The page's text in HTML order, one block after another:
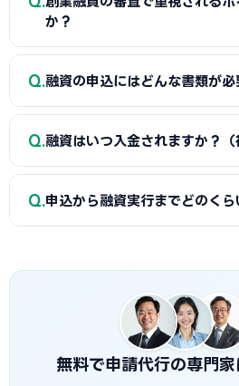
市に対応した実績豊富な専門家を無
は希望融資額の1〜3割程度の自己
歴」です。通帳で計画的な資金準備
ます。一時的な借入による見せ金は
か？
A
①自己資金の額と出所、②事業
八王子市の市場環境や自身の強みを
可能な計画ほど高く評価されます。
Q 融資の申込にはどんな書類が必
A
一般的に、創業計画書、資金繰
決算書などが必要です。創業融資代
整備と不備チェックを代行し、面談
Q 融資はいつ入金されますか？（
A
融資は補助金と違い「前払い」
Q 申込から融資実行までどのくら
資実行までおおむね3週間〜1.5か月
証協会・制度融資は金融機関と保証
め、もう少し時間がかかる場合があ
から逆算し、早めに準備を始めるこ
無料で申請代行の専門